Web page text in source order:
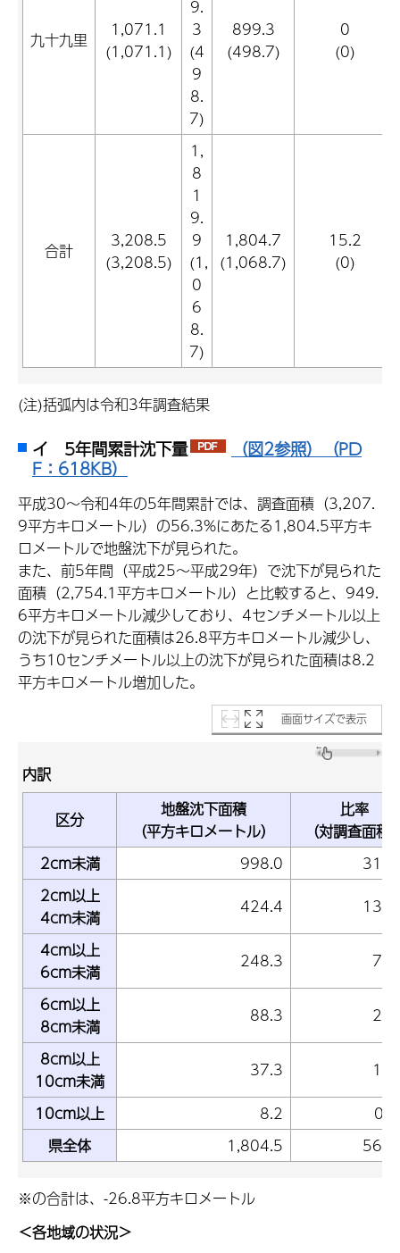
九十九里
1,071.1
(1,071.1)
9.
3
(4
9
8.
7)
899.3
(498.7)
0
(0)
合計
3,208.5
(3,208.5)
1,
8
1
9.
9
(1,
0
6
8.
7)
1,804.7
(1,068.7)
15.2
(0)
(注)括弧内は令和3年調査結果
イ 5年間累計沈下量 （図2参照）（PD
F：618KB）
平成30～令和4年の5年間累計では、調査面積（3,207.
9平方キロメートル）の56.3%にあたる1,804.5平方キ
ロメートルで地盤沈下が見られた。
また、前5年間（平成25～平成29年）で沈下が見られた
面積（2,754.1平方キロメートル）と比較すると、949.
6平方キロメートル減少しており、4センチメートル以上
の沈下が見られた面積は26.8平方キロメートル減少し、
うち10センチメートル以上の沈下が見られた面積は8.2
平方キロメートル増加した。
画面サイズで表示
内訳
区分
地盤沈下面積
（平方キロメートル）
比率
（対調査面積
2cm未満
998.0
31.1
2cm以上
4cm未満
424.4
13.2
4cm以上
6cm未満
248.3
7.7
6cm以上
8cm未満
88.3
2.8
8cm以上
10cm未満
37.3
1.2
10cm以上
8.2
県全体
1,804.5 56.3
※の合計は、-26.8平方キロメートル
＜各地域の状況＞